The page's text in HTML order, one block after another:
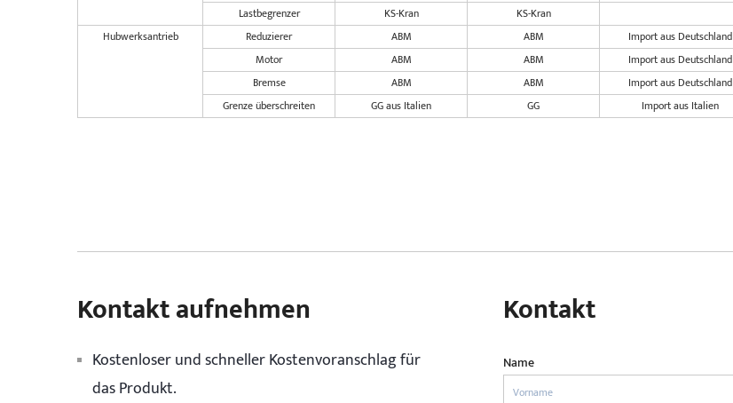
Lastbegrenzer
KS-Kran
KS-Kran
Hubwerksantrieb
Reduzierer ABM ABM
Import aus Deutschland
Motor
ABM ABM
Import aus Deutschland
Bremse
ABM ABM
Import aus Deutschland
Grenze überschreiten
GG aus Italien GG Import aus Italien
Kontakt aufnehmen
Kostenloser und schneller Kostenvoranschlag für
das Produkt.
Kontakt
Name